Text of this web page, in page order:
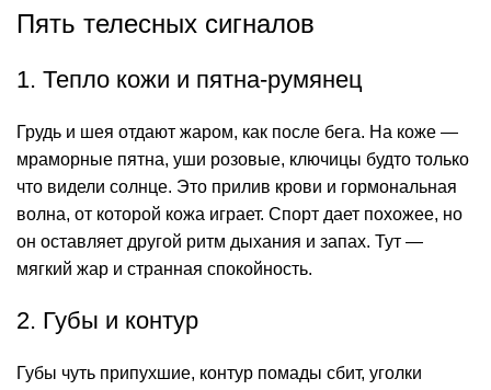
Пять телесных сигналов
1. Тепло кожи и пятна-румянец
Грудь и шея отдают жаром, как после бега. На коже —
мраморные пятна, уши розовые, ключицы будто только
что видели солнце. Это прилив крови и гормональная
волна, от которой кожа играет. Спорт дает похожее, но
он оставляет другой ритм дыхания и запах. Тут —
мягкий жар и странная спокойность.
2. Губы и контур
Губы чуть припухшие, контур помады сбит, уголки